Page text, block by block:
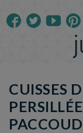
CUISSES
PACCOUD